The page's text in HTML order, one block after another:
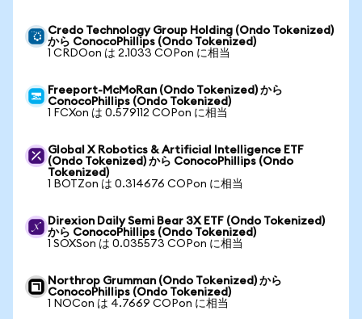
Credo Technology Group Holding (Ondo Tokenized)
から ConocoPhillips (Ondo Tokenized)
1 CRDOon は 2.1033 COPon に相当
Freeport-McMoRan (Ondo Tokenized) から
ConocoPhillips (Ondo Tokenized)
1 FCXon は 0.579112 COPon に相当
Global X Robotics & Artificial Intelligence ETF
(Ondo Tokenized) から ConocoPhillips (Ondo
Tokenized)
1 BOTZon は 0.314676 COPon に相当
Direxion Daily Semi Bear 3X ETF (Ondo Tokenized)
から ConocoPhillips (Ondo Tokenized)
1 SOXSon は 0.035573 COPon に相当
Northrop Grumman (Ondo Tokenized) から
ConocoPhillips (Ondo Tokenized)
1 NOCon は 4.7669 COPon に相当